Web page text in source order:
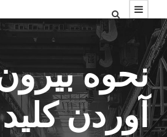
نحوه
آوردن